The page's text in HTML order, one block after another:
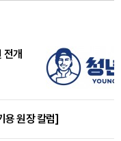
전개
용 원장 칼럼]